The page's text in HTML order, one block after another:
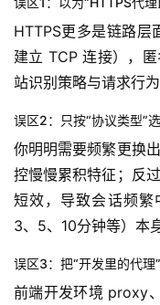
HTTPS更多是链路层
建立 TCP 连接），
站识别策略与请求行
误区2：只按“协议类型”
你明明需要频繁更换
控慢慢累积特征；反
短效，导致会话频繁
3、5、10分钟等）本
误区3：把“开发里的代理
前端开发环境 proxy